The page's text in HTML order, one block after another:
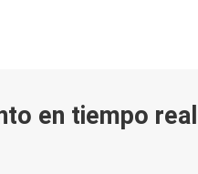
en tiempo real